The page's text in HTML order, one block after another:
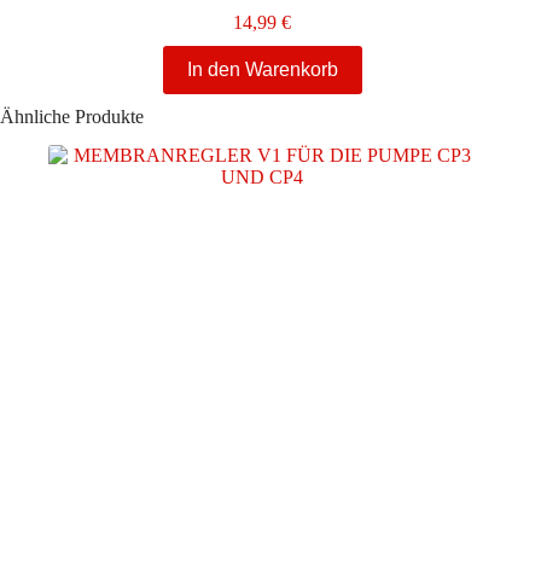
14,99€
In den Warenkorb
Ähnliche Produkte